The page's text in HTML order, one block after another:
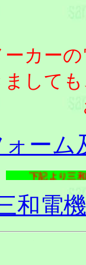
カー
して
ー
下記より三和
和電